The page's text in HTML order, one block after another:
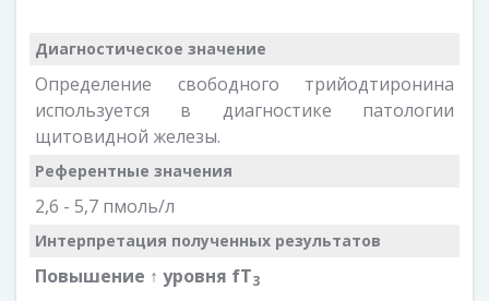
Диагностическое значение
Определение свободного трийодтиронина
используется в диагностике патологии
щитовидной железы.
Референтные значения
2,6 - 5,7 пмоль/л
Интерпретация полученных результатов
Повышение ↑ уровня fТ3